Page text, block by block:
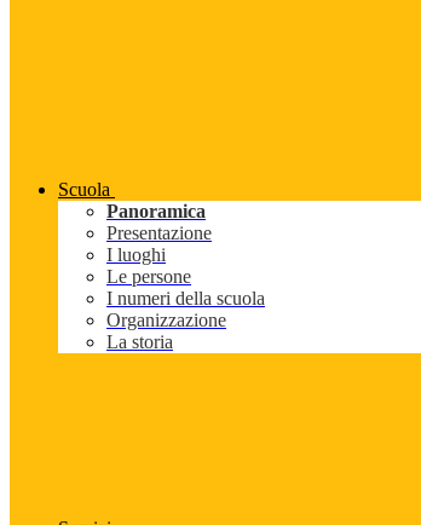
Scuola
Panoramica
Presentazione
I luoghi
Le persone
I numeri della scuola
Organizzazione
La storia